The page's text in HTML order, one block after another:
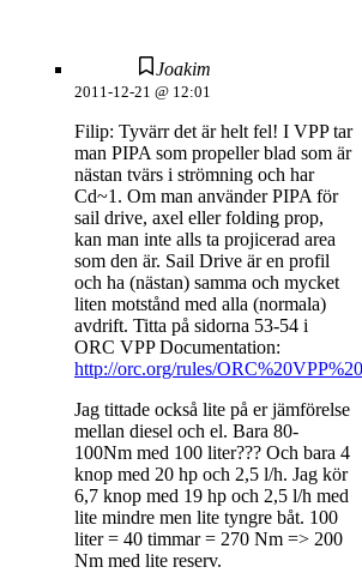
Joakim
2011-12-21 @ 12:01
Filip: Tyvärr det är helt fel! I VPP tar
man PIPA som propeller blad som är
nästan tvärs i strömning och har
Cd~1. Om man använder PIPA för
sail drive, axel eller folding prop,
kan man inte alls ta projicerad area
som den är. Sail Drive är en profil
och ha (nästan) samma och mycket
liten motstånd med alla (normala)
avdrift. Titta på sidorna 53-54 i
ORC VPP Documentation:
http://orc.org/rules/
Jag tittade också lite på er jämförelse
mellan diesel och el. Bara 80-
100Nm med 100 liter??? Och bara 4
knop med 20 hp och 2,5 l/h. Jag kör
6,7 knop med 19 hp och 2,5 l/h med
lite mindre men lite tyngre båt. 100
liter = 40 timmar = 270 Nm => 200
Nm med lite reserv.